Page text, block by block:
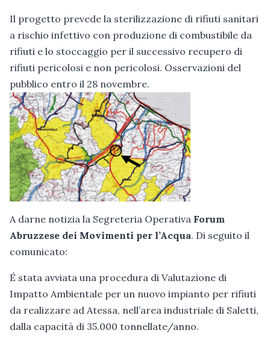
Il progetto prevede la sterilizzazione di rifiuti sanitari
a rischio infettivo con produzione di combustibile da
rifiuti e lo stoccaggio per il successivo recupero di
rifiuti pericolosi e non pericolosi. Osservazioni del
pubblico entro il 28 novembre.
A darne notizia la Segreteria Operativa Forum
Abruzzese dei Movimenti per l’Acqua. Di seguito il
comunicato:
É stata avviata una procedura di Valutazione di
Impatto Ambientale per un nuovo impianto per rifiuti
da realizzare ad Atessa, nell’area industriale di Saletti,
dalla capacità di 35.000 tonnellate/anno.